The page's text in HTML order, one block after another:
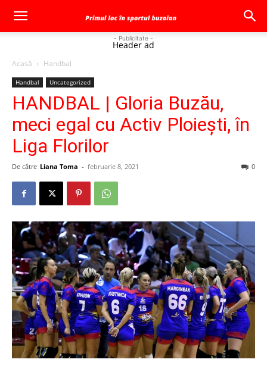
- Publicitate -
Header ad
Acasă Handbal
Handbal Uncategorized
HANDBAL | Gloria Buzău,
meci egal cu Activ Ploiești, în
Liga Florilor
De către Liana Toma - februarie 8, 2021 0